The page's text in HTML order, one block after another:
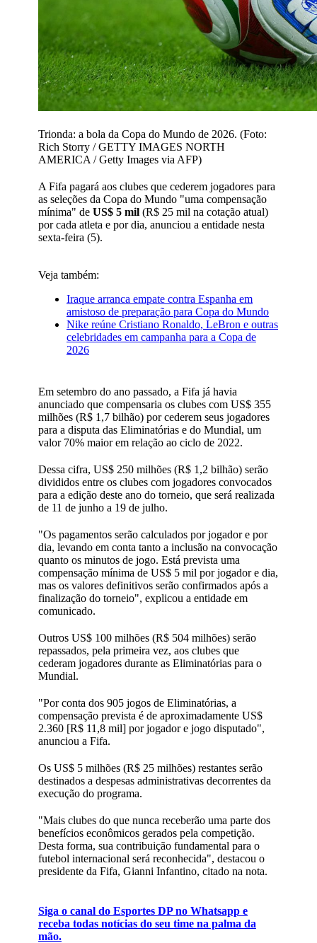
Trionda: a bola da Copa do Mundo de 2026. (Foto:
Rich Storry / GETTY IMAGES NORTH
AMERICA / Getty Images via AFP)
A Fifa pagará aos clubes que cederem jogadores para
as seleções da Copa do Mundo "uma compensação
mínima" de US$ 5 mil (R$ 25 mil na cotação atual)
por cada atleta e por dia, anunciou a entidade nesta
sexta-feira (5).
Veja também:
Iraque arranca empate contra Espanha em
amistoso de preparação para Copa do Mundo
Nike reúne Cristiano Ronaldo, LeBron e outras
celebridades em campanha para a Copa de
2026
Em setembro do ano passado, a Fifa já havia
anunciado que compensaria os clubes com US$ 355
milhões (R$ 1,7 bilhão) por cederem seus jogadores
para a disputa das Eliminatórias e do Mundial, um
valor 70% maior em relação ao ciclo de 2022.
Dessa cifra, US$ 250 milhões (R$ 1,2 bilhão) serão
divididos entre os clubes com jogadores convocados
para a edição deste ano do torneio, que será realizada
de 11 de junho a 19 de julho.
"Os pagamentos serão calculados por jogador e por
dia, levando em conta tanto a inclusão na convocação
quanto os minutos de jogo. Está prevista uma
compensação mínima de US$ 5 mil por jogador e dia,
mas os valores definitivos serão confirmados após a
finalização do torneio", explicou a entidade em
comunicado.
Outros US$ 100 milhões (R$ 504 milhões) serão
repassados, pela primeira vez, aos clubes que
cederam jogadores durante as Eliminatórias para o
Mundial.
"Por conta dos 905 jogos de Eliminatórias, a
compensação prevista é de aproximadamente US$
2.360 [R$ 11,8 mil] por jogador e jogo disputado",
anunciou a Fifa.
Os US$ 5 milhões (R$ 25 milhões) restantes serão
destinados a despesas administrativas decorrentes da
execução do programa.
"Mais clubes do que nunca receberão uma parte dos
benefícios econômicos gerados pela competição.
Desta forma, sua contribuição fundamental para o
futebol internacional será reconhecida", destacou o
presidente da Fifa, Gianni Infantino, citado na nota.
Siga o canal do Esportes DP no Whatsapp e
receba todas notícias do seu time na palma da
mão.